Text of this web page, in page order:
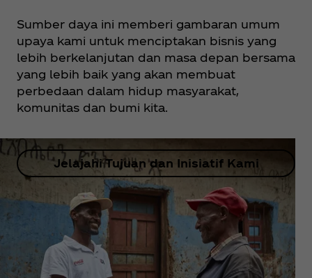
Sumber daya ini memberi gambaran umum
upaya kami untuk menciptakan bisnis yang
lebih berkelanjutan dan masa depan bersama
yang lebih baik yang akan membuat
perbedaan dalam hidup masyarakat,
komunitas dan bumi kita.
Jelajahi Tujuan dan Inisiatif Kami